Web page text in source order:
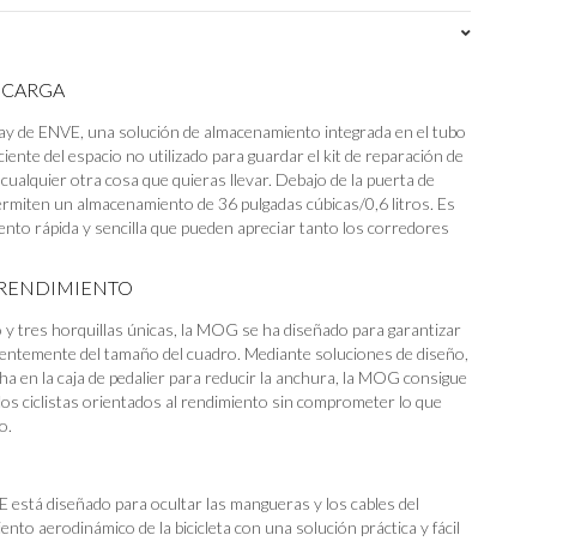
de ENVE, una solución de almacenamiento integrada en el tubo
del espacio no utilizado para guardar el kit de reparación de
otra cosa que quieras llevar. Debajo de la puerta de
un almacenamiento de 36 pulgadas cúbicas/0,6 litros. Es
rápida y sencilla que pueden apreciar tanto los corredores
tres horquillas únicas, la MOG se ha diseñado para garantizar
del tamaño del cuadro. Mediante soluciones de diseño,
en la caja de pedalier para reducir la anchura, la MOG consigue
ciclistas orientados al rendimiento sin comprometer lo que
está diseñado para ocultar las mangueras y los cables del
aerodinámico de la bicicleta con una solución práctica y fácil